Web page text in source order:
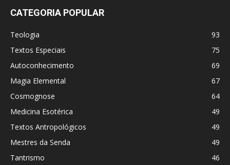
CATEGORIA POPULAR
Teologia
93
Textos Especiais
75
Autoconhecimento
69
Magia Elemental
67
Cosmognose
64
Medicina Esotérica
49
Textos Antropológicos
49
Mestres da Senda
49
Tantrismo
46